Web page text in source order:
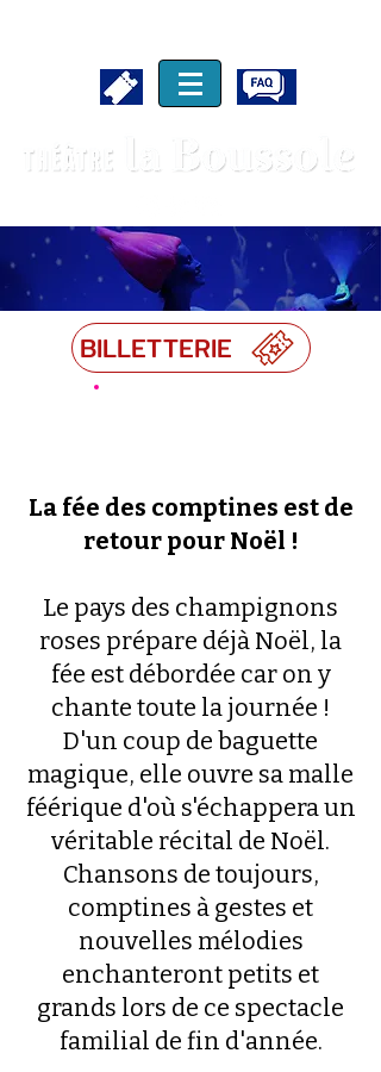
BILLETTERIE
La fée des comptines est de
retour pour Noël !
Le pays des champignons
roses prépare déjà Noël, la
fée est débordée car on y
chante toute la journée !
D'un coup de baguette
magique, elle ouvre sa malle
féérique d'où s'échappera un
véritable récital de Noël.
Chansons de toujours,
comptines à gestes et
nouvelles mélodies
enchanteront petits et
grands lors de ce spectacle
familial de fin d'année.